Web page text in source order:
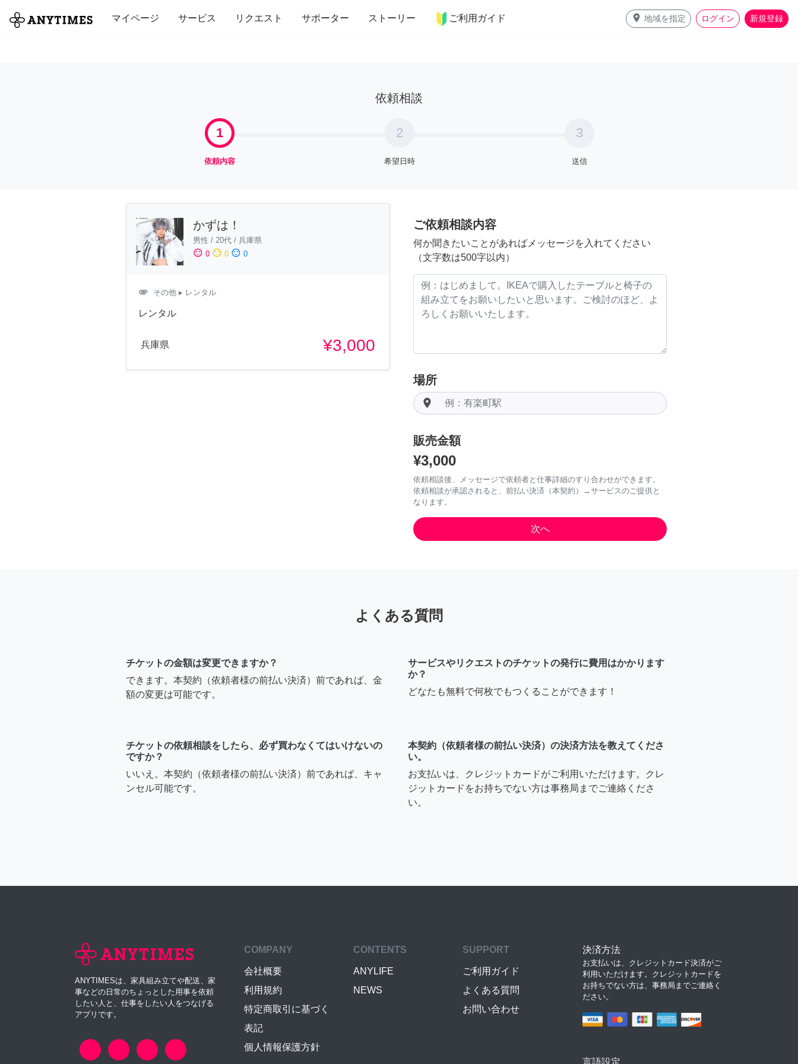
マイページ サービス リクエスト サポーター ストーリー ご利用ガイド place 地域を指定 ログイン 新規登録
全て 修理・組立 家事 引っ越し インテリア 趣味・習い事 ペット 料理
依頼相談
1
依頼内容
2
希望日時
3
送信
かずは！
男性 / 20代 / 兵庫県
sentiment_satisfied 0 sentiment_neutral 0 sentiment_dissatisfied 0
attachment その他 ▸ レンタル
レンタル
兵庫県 ¥3,000
ご依頼相談内容
何か聞きたいことがあればメッセージを入れてください
（文字数は500字以内）
場所
room
販売金額
¥3,000
依頼相談後、メッセージで依頼者と仕事詳細のすり合わせができます。
依頼相談が承認されると、前払い決済（本契約）→サービスのご提供と
なります。
よくある質問
チケットの金額は変更できますか？
できます。本契約（依頼者様の前払い決済）前であれば、金
額の変更は可能です。
サービスやリクエストのチケットの発行に費用はかかります
か？
どなたも無料で何枚でもつくることができます！
チケットの依頼相談をしたら、必ず買わなくてはいけないの
ですか？
いいえ。本契約（依頼者様の前払い決済）前であれば、キャ
ンセル可能です。
本契約（依頼者様の前払い決済）の決済方法を教えてくださ
い。
お支払いは、クレジットカードがご利用いただけます。クレ
ジットカードをお持ちでない方は事務局までご連絡くださ
い。
ANYTIMESは、家具組み立てや配送、家
事などの日常のちょっとした用事を依頼
したい人と、仕事をしたい人をつなげる
アプリです。
COMPANY
会社概要
利用規約
特定商取引に基づく
表記
個人情報保護方針
CONTENTS
ANYLIFE
NEWS
SUPPORT
ご利用ガイド
よくある質問
お問い合わせ
決済方法
お支払いは、クレジットカード決済がご
利用いただけます。クレジットカードを
お持ちでない方は、事務局までご連絡く
ださい。
言語設定